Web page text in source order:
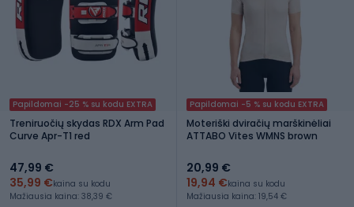
Papildomai -25 % su kodu EXTRA
Treniruočių skydas RDX Arm Pad
Curve Apr-T1 red
47,99 €
35,99 €kaina su kodu
Mažiausia kaina: 38,39 €
Papildomai -5 % su kodu EXTRA
Moteriški dviračių marškinėliai
ATTABO Vites WMNS brown
20,99 €
19,94 €kaina su kodu
Mažiausia kaina: 19,54 €